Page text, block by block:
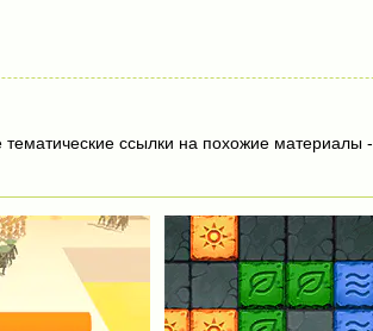
ссылки на похожие материалы -